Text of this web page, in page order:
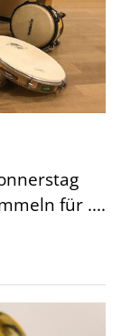
für ....